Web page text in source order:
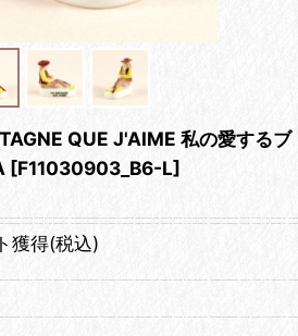
QUE J'AIME 私の愛するブ
[F11030903_B6-L]
獲得(税込)